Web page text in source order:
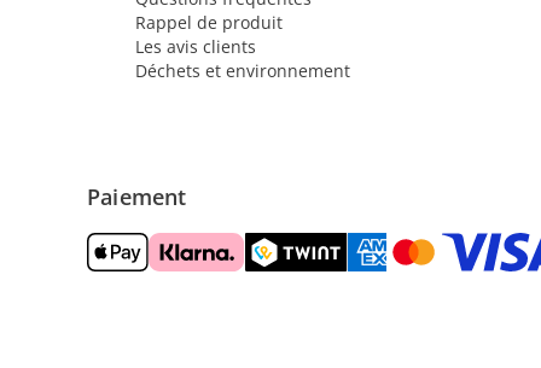
Rappel de produit
Les avis clients
Déchets et environnement
Paiement